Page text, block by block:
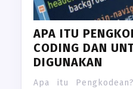
APA ITU
CODING DAN
DIGUNAKAN
Apa itu